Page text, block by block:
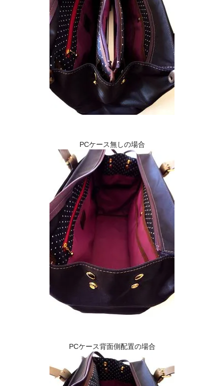
PCケース無しの場合
PCケース背面側配置の場合